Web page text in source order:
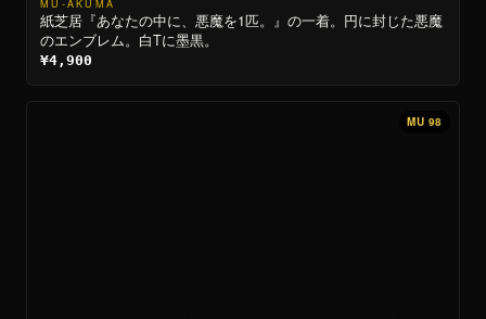
MU-AKUMA
紙芝居『あなたの中に、悪魔を1匹。』の一着。円に封じた悪魔
のエンブレム。白Tに墨黒。
¥4,900
MU 98